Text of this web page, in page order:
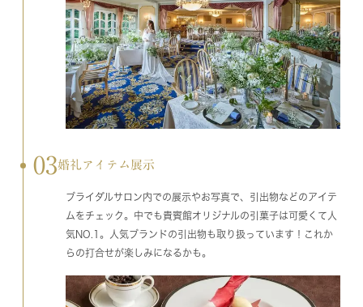
03婚礼アイテム展示
ブライダルサロン内での展示やお写真で、引出物などのアイテ
ムをチェック。中でも貴賓館オリジナルの引菓子は可愛くて人
気NO.1。人気ブランドの引出物も取り扱っています！これか
らの打合せが楽しみになるかも。